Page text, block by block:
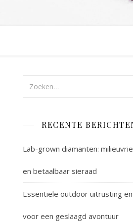
RECENTE
Lab-grown diamanten:
en betaalbaar sieraad
Essentiële outdoor uitrusting
voor een geslaagd avontuur